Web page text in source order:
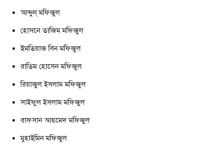
আব্দুল্ মফিজুল
হোসনে তাজিম মফিজুল
ইমতিয়াজ বিন মফিজুল
রাতিম হোসেন মফিজুল
রিয়াজুল ইসলাম মফিজুল
সাইফুল ইসলাম মফিজুল
রাফসান আহমেদ মফিজুল
মুহাইমিন মফিজুল